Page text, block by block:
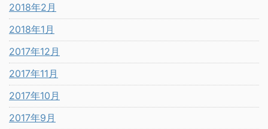
2018年2月
2018年1月
2017年12月
2017年11月
2017年10月
2017年9月